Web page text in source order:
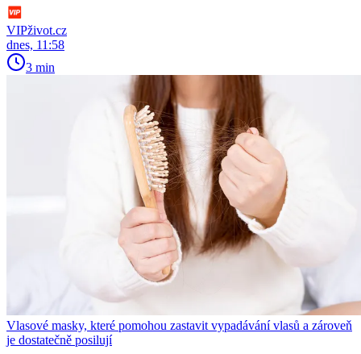
VIPživot.cz
dnes, 11:58
3 min
Vlasové masky, které pomohou zastavit vypadávání vlasů a zároveň
je dostatečně posilují